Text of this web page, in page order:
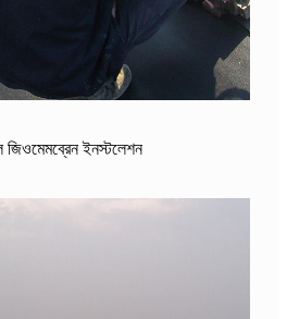
জিওমেমব্রেন ইনস্টলেশন